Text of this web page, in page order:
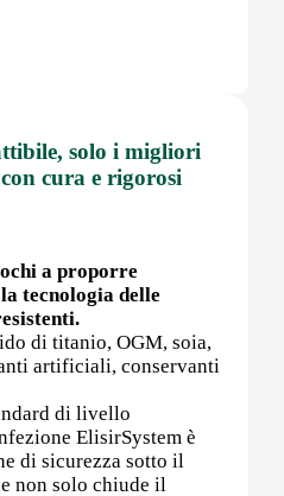
Reni
solo i migliori
cura e rigorosi
a proporre
tecnologia delle
di titanio, OGM, soia,
artificiali, conservanti
di livello
ElisirSystem è
di sicurezza sotto il
non solo chiude il